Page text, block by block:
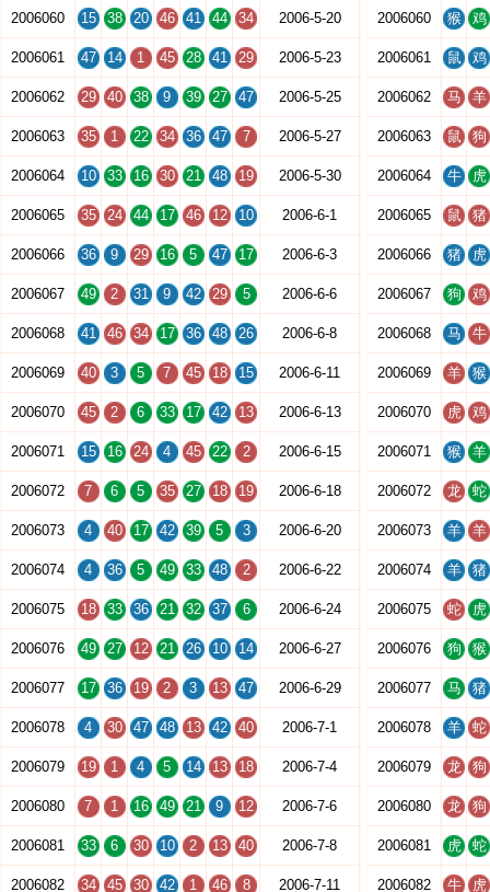
2006060 15 38 20 46 41 44 34 2006-5-20
2006061 47 14 1 45 28 41 29 2006-5-23
2006062 29 40 38 9 39 27 47 2006-5-25
2006063 35 1 22 34 36 47 7 2006-5-27
2006064 10 33 16 30 21 48 19 2006-5-30
2006065 35 24 44 17 46 12 10 2006-6-1
2006066 36 9 29 16 5 47 17 2006-6-3
2006067 49 2 31 9 42 29 5 2006-6-6
2006068 41 46 34 17 36 48 26 2006-6-8
2006069 40 3 5 7 45 18 15 2006-6-11
2006070 45 2 6 33 17 42 13 2006-6-13
2006071 15 16 24 4 45 22 2 2006-6-15
2006072 7 6 5 35 27 18 19 2006-6-18
2006073 4 40 17 42 39 5 3 2006-6-20
2006074 4 36 5 49 33 48 2 2006-6-22
2006075 18 33 36 21 32 37 6 2006-6-24
2006076 49 27 12 21 26 10 14 2006-6-27
2006077 17 36 19 2 3 13 47 2006-6-29
2006078 4 30 47 48 13 42 40 2006-7-1
2006079 19 1 4 5 14 13 18 2006-7-4
2006080 7 1 16 49 21 9 12 2006-7-6
2006081 33 6 30 10 2 13 40 2006-7-8
2006082 34 45 30 42 1 46 8 2006-7-11
2006060 猴 鸡
2006061 鼠 鸡
2006062 马 羊
2006063 鼠 狗
2006064 牛 虎
2006065 鼠 猪
2006066 猪 虎
2006067 狗 鸡
2006068 马 牛
2006069 羊 猴
2006070 虎 鸡
2006071 猴 羊
2006072 龙 蛇
2006073 羊 羊
2006074 羊 猪
2006075 蛇 虎
2006076 狗 猴
2006077 马 猪
2006078 羊 蛇
2006079 龙 狗
2006080 龙 狗
2006081 虎 蛇
2006082 牛 虎